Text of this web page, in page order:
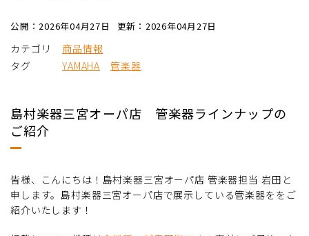
公開：2026年04月27日 更新：2026年04月27日
カテゴリ
商品情報
タグ
YAMAHA 管楽器
島村楽器三宮オーパ店 管楽器ラインナップの
ご紹介
皆様、こんにちは！島村楽器三宮オーパ店 管楽器担当 岩田と
申します。島村楽器三宮オーパ店で展示している管楽器ををご
紹介いたします！